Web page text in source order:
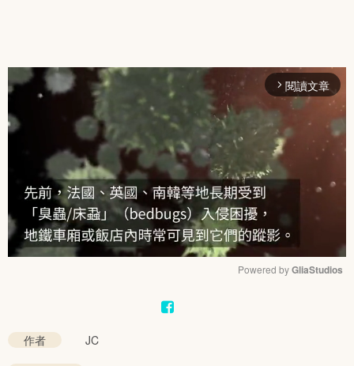
arrow_forward_ios 閱讀文章
Powered by GliaStudios
作者
JC